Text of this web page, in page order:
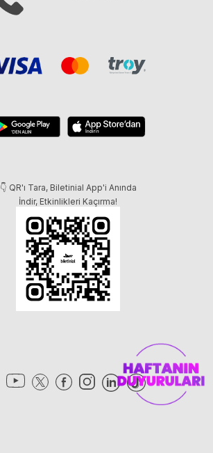
👇 QR'ı Tara, Biletinial App'i Anında
İndir, Etkinlikleri Kaçırma!